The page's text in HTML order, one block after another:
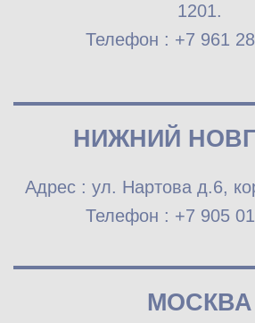
1201.
Телефон : +7 961
НИЖНИЙ
Адрес : ул. Нартова д.6,
Телефон : +7 905
МОСКВА